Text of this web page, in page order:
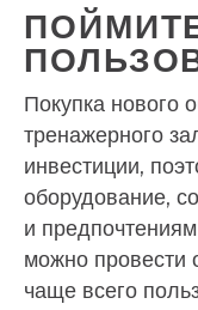
Покупка нового
тренажерного
инвестиции,
оборудование,
и
можно провести
чаще всего